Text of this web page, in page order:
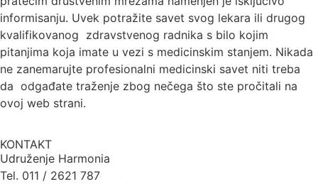
informisanju. Uvek potražite savet svog lekara ili drugog
kvalifikovanog zdravstvenog radnika s bilo kojim
pitanjima koja imate u vezi s medicinskim stanjem. Nikada
ne zanemarujte profesionalni medicinski savet niti treba
da odgađate traženje zbog nečega što ste pročitali na
ovoj web strani.
KONTAKT
Udruženje Harmonia
Tel. 011 / 2621 787